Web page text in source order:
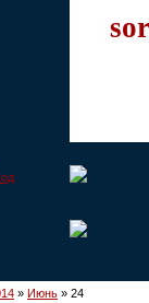
» Июнь » 24